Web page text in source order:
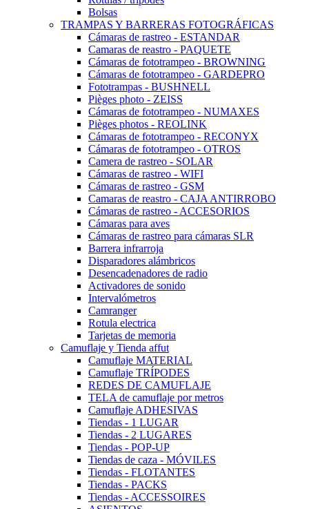
Bolsas
TRAMPAS Y BARRERAS FOTOGRÁFICAS
Cámaras de rastreo - ESTANDAR
Camaras de reastro - PAQUETE
Cámaras de fototrampeo - BROWNING
Cámaras de fototrampeo - GARDEPRO
Fototrampas - BUSHNELL
Pièges photo - ZEISS
Cámaras de fototrampeo - NUMAXES
Pièges photos - REOLINK
Cámaras de fototrampeo - RECONYX
Cámaras de fototrampeo - OTROS
Camera de rastreo - SOLAR
Cámaras de rastreo - WIFI
Cámaras de rastreo - GSM
Camaras de reastro - CAJA ANTIRROBO
Cámaras de rastreo - ACCESORIOS
Cámaras para aves
Cámaras de rastreo para cámaras SLR
Barrera infrarroja
Disparadores alámbricos
Desencadenadores de radio
Activadores de sonido
Intervalómetros
Camranger
Rotula electrica
Tarjetas de memoria
Camuflaje y Tienda affut
Camuflaje MATERIAL
Camuflaje TRÍPODES
REDES DE CAMUFLAJE
TELA de camuflaje por metros
Camuflaje ADHESIVAS
Tiendas - 1 LUGAR
Tiendas - 2 LUGARES
Tiendas - POP-UP
Tiendas de caza - MÓVILES
Tiendas - FLOTANTES
Tiendas - PACKS
Tiendas - ACCESSOIRES